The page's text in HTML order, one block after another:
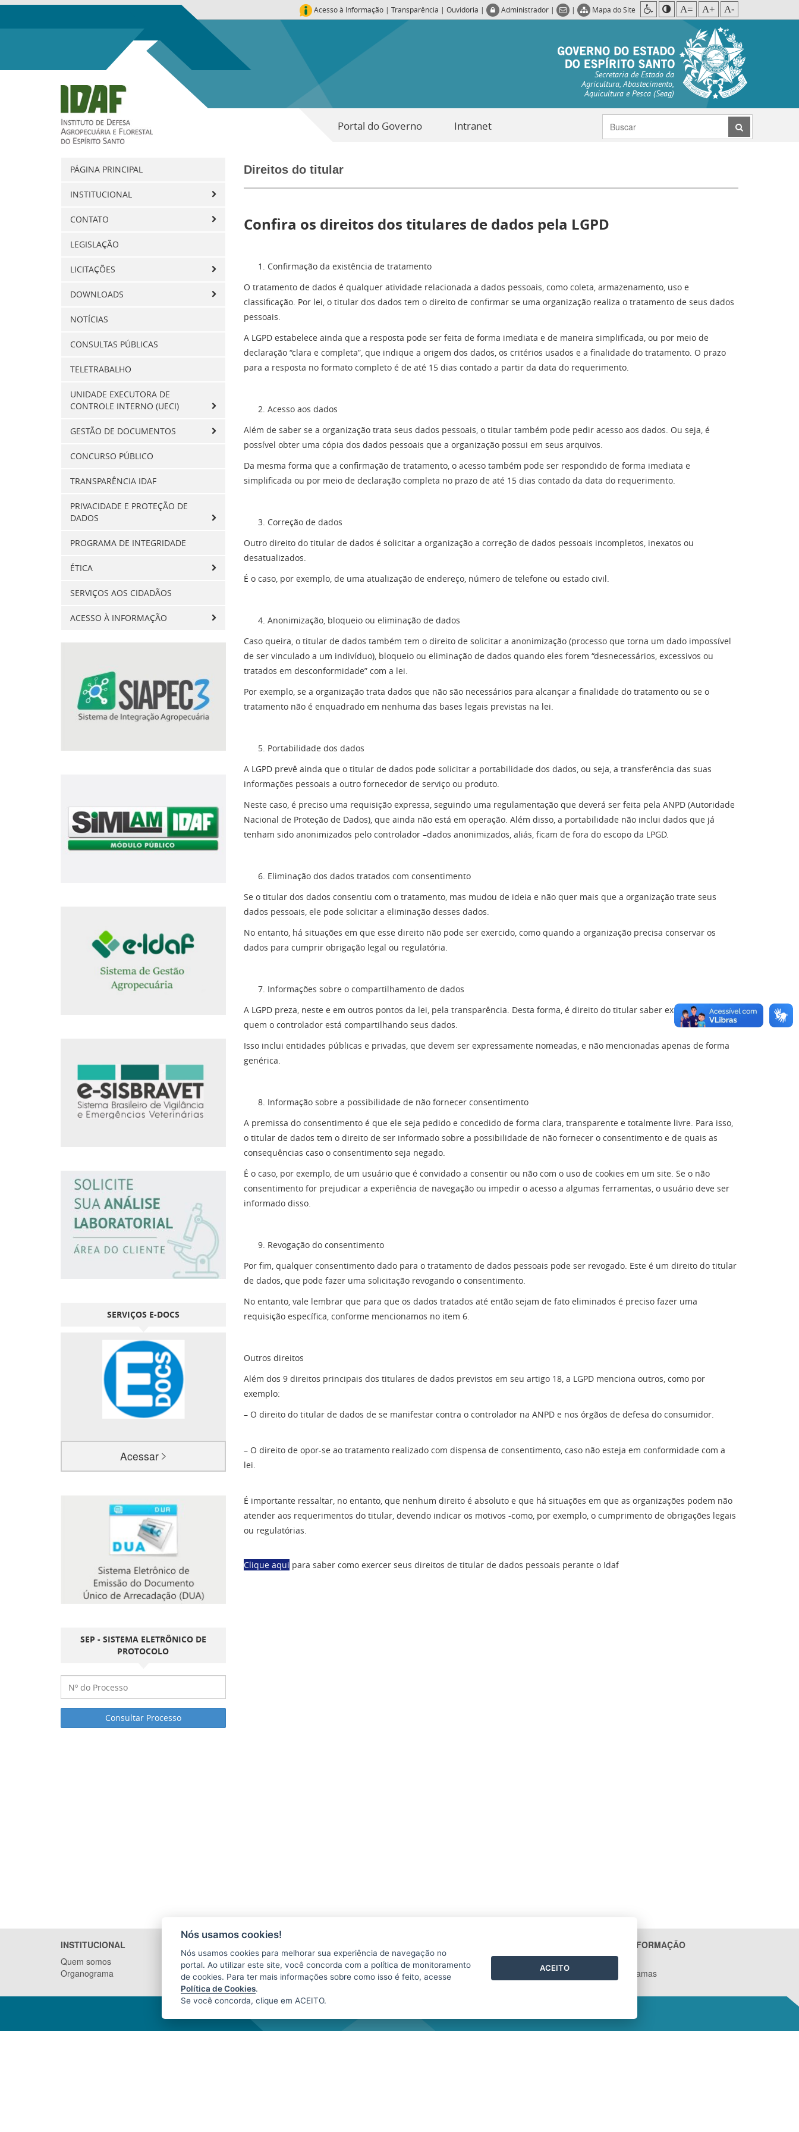
Acesso à Informação | Transparência | Ouvidoria | Administrador | | Mapa do Site A= A+ A-
Secretaria de Estado da
Agricultura, Abastecimento,
Aquicultura e Pesca (Seag)
Portal do Governo Intranet
PÁGINA PRINCIPAL
INSTITUCIONAL
CONTATO
LEGISLAÇÃO
LICITAÇÕES
DOWNLOADS
NOTÍCIAS
CONSULTAS PÚBLICAS
TELETRABALHO
UNIDADE EXECUTORA DE
CONTROLE INTERNO (UECI)
GESTÃO DE DOCUMENTOS
CONCURSO PÚBLICO
TRANSPARÊNCIA IDAF
PRIVACIDADE E PROTEÇÃO DE
DADOS
PROGRAMA DE INTEGRIDADE
ÉTICA
SERVIÇOS AOS CIDADÃOS
ACESSO À INFORMAÇÃO
SERVIÇOS E-DOCS
Acessar
SEP - SISTEMA ELETRÔNICO DE
PROTOCOLO
Consultar Processo
Direitos do titular
Confira os direitos dos titulares de dados pela LGPD
Confirmação da existência de tratamento
O tratamento de dados é qualquer atividade relacionada a dados pessoais, como coleta, armazenamento, uso e
classificação. Por lei, o titular dos dados tem o direito de confirmar se uma organização realiza o tratamento de seus dados
pessoais.
A LGPD estabelece ainda que a resposta pode ser feita de forma imediata e de maneira simplificada, ou por meio de
declaração “clara e completa”, que indique a origem dos dados, os critérios usados e a finalidade do tratamento. O prazo
para a resposta no formato completo é de até 15 dias contado a partir da data do requerimento.
Acesso aos dados
Além de saber se a organização trata seus dados pessoais, o titular também pode pedir acesso aos dados. Ou seja, é
possível obter uma cópia dos dados pessoais que a organização possui em seus arquivos.
Da mesma forma que a confirmação de tratamento, o acesso também pode ser respondido de forma imediata e
simplificada ou por meio de declaração completa no prazo de até 15 dias contado da data do requerimento.
Correção de dados
Outro direito do titular de dados é solicitar a organização a correção de dados pessoais incompletos, inexatos ou
desatualizados.
É o caso, por exemplo, de uma atualização de endereço, número de telefone ou estado civil.
Anonimização, bloqueio ou eliminação de dados
Caso queira, o titular de dados também tem o direito de solicitar a anonimização (processo que torna um dado impossível
de ser vinculado a um indivíduo), bloqueio ou eliminação de dados quando eles forem “desnecessários, excessivos ou
tratados em desconformidade” com a lei.
Por exemplo, se a organização trata dados que não são necessários para alcançar a finalidade do tratamento ou se o
tratamento não é enquadrado em nenhuma das bases legais previstas na lei.
Portabilidade dos dados
A LGPD prevê ainda que o titular de dados pode solicitar a portabilidade dos dados, ou seja, a transferência das suas
informações pessoais a outro fornecedor de serviço ou produto.
Neste caso, é preciso uma requisição expressa, seguindo uma regulamentação que deverá ser feita pela ANPD (Autoridade
Nacional de Proteção de Dados), que ainda não está em operação. Além disso, a portabilidade não inclui dados que já
tenham sido anonimizados pelo controlador –dados anonimizados, aliás, ficam de fora do escopo da LPGD.
Eliminação dos dados tratados com consentimento
Se o titular dos dados consentiu com o tratamento, mas mudou de ideia e não quer mais que a organização trate seus
dados pessoais, ele pode solicitar a eliminação desses dados.
No entanto, há situações em que esse direito não pode ser exercido, como quando a organização precisa conservar os
dados para cumprir obrigação legal ou regulatória.
Informações sobre o compartilhamento de dados
A LGPD preza, neste e em outros pontos da lei, pela transparência. Desta forma, é direito do titular saber exatamente com
quem o controlador está compartilhando seus dados.
Isso inclui entidades públicas e privadas, que devem ser expressamente nomeadas, e não mencionadas apenas de forma
genérica.
Informação sobre a possibilidade de não fornecer consentimento
A premissa do consentimento é que ele seja pedido e concedido de forma clara, transparente e totalmente livre. Para isso,
o titular de dados tem o direito de ser informado sobre a possibilidade de não fornecer o consentimento e de quais as
consequências caso o consentimento seja negado.
É o caso, por exemplo, de um usuário que é convidado a consentir ou não com o uso de cookies em um site. Se o não
consentimento for prejudicar a experiência de navegação ou impedir o acesso a algumas ferramentas, o usuário deve ser
informado disso.
Revogação do consentimento
Por fim, qualquer consentimento dado para o tratamento de dados pessoais pode ser revogado. Este é um direito do titular
de dados, que pode fazer uma solicitação revogando o consentimento.
No entanto, vale lembrar que para que os dados tratados até então sejam de fato eliminados é preciso fazer uma
requisição específica, conforme mencionamos no item 6.
Outros direitos
Além dos 9 direitos principais dos titulares de dados previstos em seu artigo 18, a LGPD menciona outros, como por
exemplo:
– O direito do titular de dados de se manifestar contra o controlador na ANPD e nos órgãos de defesa do consumidor.
– O direito de opor-se ao tratamento realizado com dispensa de consentimento, caso não esteja em conformidade com a
lei.
É importante ressaltar, no entanto, que nenhum direito é absoluto e que há situações em que as organizações podem não
atender aos requerimentos do titular, devendo indicar os motivos -como, por exemplo, o cumprimento de obrigações legais
ou regulatórias.
Clique aqui para saber como exercer seus direitos de titular de dados pessoais perante o Idaf
INSTITUCIONAL
Quem somos
Organograma
VÍDEOS
ACESSO À INFORMAÇÃO
Contratos
Ações e Programas
Nós usamos cookies!
Nós usamos cookies para melhorar sua experiência de navegação no
portal. Ao utilizar este site, você concorda com a política de monitoramento
de cookies. Para ter mais informações sobre como isso é feito, acesse
Política de Cookies.
Se você concorda, clique em ACEITO.
ACEITO